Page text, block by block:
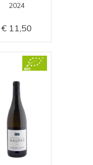
2024
11,50